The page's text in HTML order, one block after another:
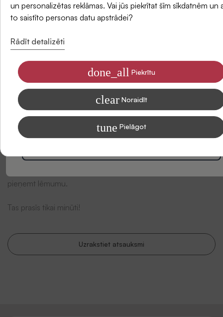
Atsauksmes
Esiet pirmais, kas sniedz atsauksmi par šo produktu. Jūsu
pieņemt lēmumu.
Tas prasīs tikai minūti!
Uzrakstiet atsauksmi
E-pasts
Piekrītu saņemt SIDONAS jaunumus savā e-pastā
Informāciju par to, kā apstrādājam Jūsu datus mārketinga nolūkiem,
lasiet mūsu Privātuma politikā
un personalizētas reklāmas. Vai jūs piekrītat šīm sīkdatnēm un
to saistīto personas datu apstrādei?
Rādīt detalizēti
done_all Piekrītu
clear Noraidīt
tune Pielāgot